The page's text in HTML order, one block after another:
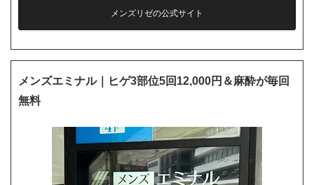
メンズリゼの公式サイト
メンズエミナル｜ヒゲ3部位5回12,000円＆麻酔が毎回
無料